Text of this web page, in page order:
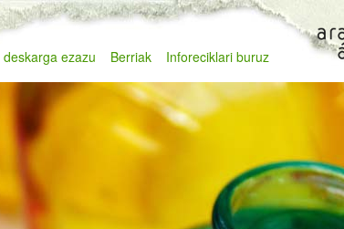
deskarga ezazu Berriak Inforeciklari buruz